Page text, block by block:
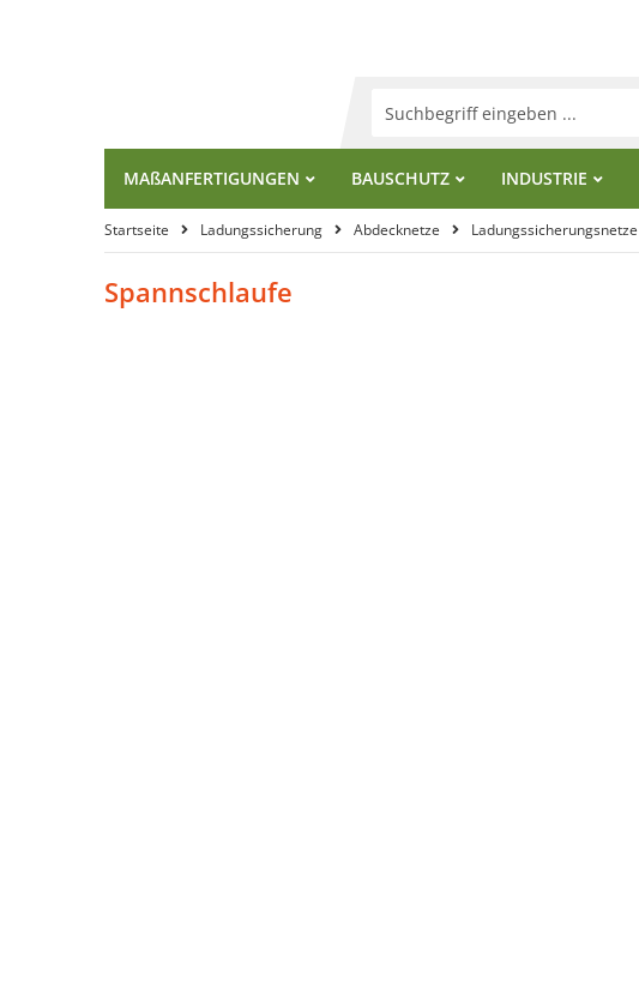
MAßANFERTIGUNGEN BAUSCHUTZ INDUSTRIE
Startseite Ladungssicherung Abdecknetze Ladungssicherungsnetze
Spannschlaufe